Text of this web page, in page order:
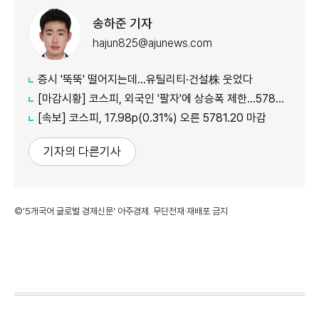
송하준 기자
hajun825@ajunews.com
증시 '뚝뚝' 떨어지는데…유틸리티·건설株 웃었다
[마감시황] 코스피, 외국인 '팔자'에 상승폭 제한…5780선 마감
[속보] 코스피, 17.98p(0.31%) 오른 5781.20 마감
기자의 다른기사
©'5개국어 글로벌 경제신문' 아주경제. 무단전재·재배포 금지